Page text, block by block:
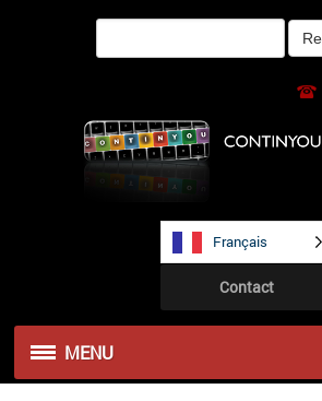
Français
Contact
MENU